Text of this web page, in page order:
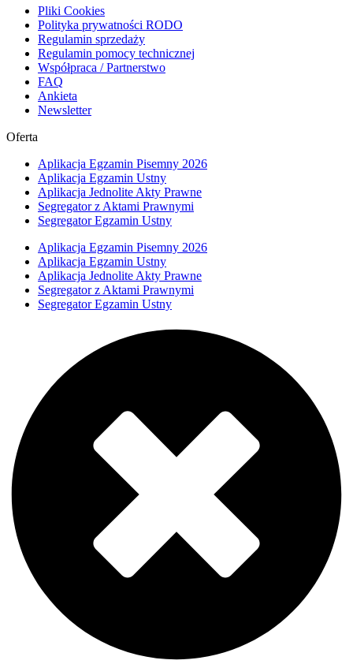
Pliki Cookies
Polityka prywatności RODO
Regulamin sprzedaży
Regulamin pomocy technicznej
Współpraca / Partnerstwo
FAQ
Ankieta
Newsletter
Oferta
Aplikacja Egzamin Pisemny 2026
Aplikacja Egzamin Ustny
Aplikacja Jednolite Akty Prawne
Segregator z Aktami Prawnymi
Segregator Egzamin Ustny
Aplikacja Egzamin Pisemny 2026
Aplikacja Egzamin Ustny
Aplikacja Jednolite Akty Prawne
Segregator z Aktami Prawnymi
Segregator Egzamin Ustny